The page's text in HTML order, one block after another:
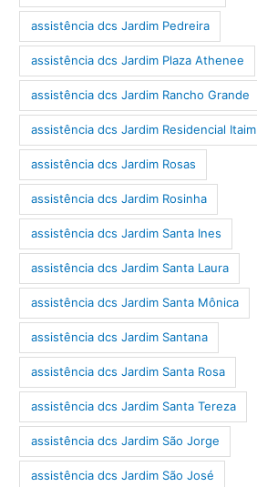
assistência dcs Jardim Pedreira
assistência dcs Jardim Plaza Athenee
assistência dcs Jardim Rancho Grande
assistência dcs Jardim Residencial Itaim
assistência dcs Jardim Rosas
assistência dcs Jardim Rosinha
assistência dcs Jardim Santa Ines
assistência dcs Jardim Santa Laura
assistência dcs Jardim Santa Mônica
assistência dcs Jardim Santana
assistência dcs Jardim Santa Rosa
assistência dcs Jardim Santa Tereza
assistência dcs Jardim São Jorge
assistência dcs Jardim São José